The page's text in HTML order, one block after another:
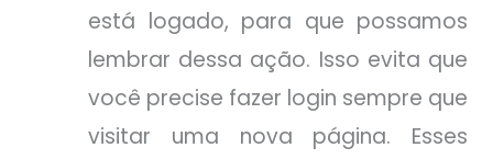
está logado, para que possamos
lembrar dessa ação. Isso evita que
você precise fazer login sempre que
visitar uma nova página. Esses